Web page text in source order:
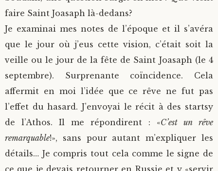
faire Saint Joasaph là-dedans?
Je examinai mes notes de l’époque et il s’avéra
que le jour où j’eus cette vision, c’était soit la
veille ou le jour de la fête de Saint Joasaph (le 4
septembre). Surprenante coïncidence. Cela
affermit en moi l’idée que ce rêve ne fut pas
l’effet du hasard. J’envoyai le récit à des startsy
de l’Athos. Il me répondirent : «C’est un rêve
remarquable!», sans pour autant m’expliquer les
détails… Je compris tout cela comme le signe de
ce que je devais retourner en Russie et y «servir